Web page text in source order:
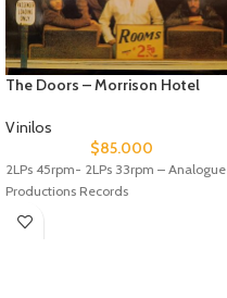
The Doors – Morrison Hotel
Vinilos
$85.000
2LPs 45rpm- 2LPs 33rpm – Analogue
Productions Records